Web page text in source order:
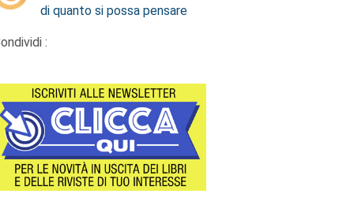
di quanto si possa pensare
: